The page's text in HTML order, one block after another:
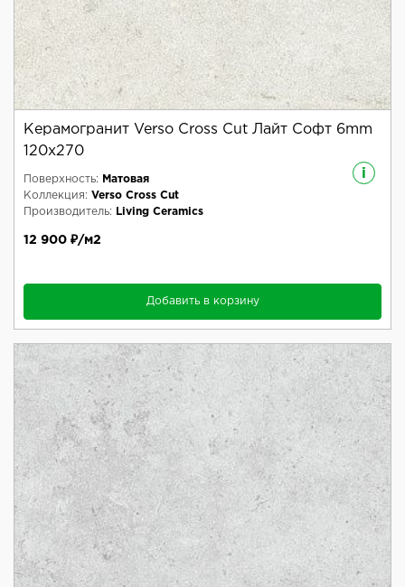
Керамогранит Verso Cross Cut Лайт Софт 6mm
120x270
i
Поверхность:
Матовая
Коллекция: Verso Cross Cut
Производитель:
Living Ceramics
12 900 ₽/м2
Добавить в корзину